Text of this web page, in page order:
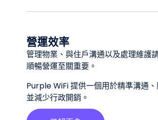
營運效率
管理物業、與住戶溝通以及處理維護
順暢營運至關重要。
Purple WiFi 提供一個用於精準溝通
並減少行政開銷。